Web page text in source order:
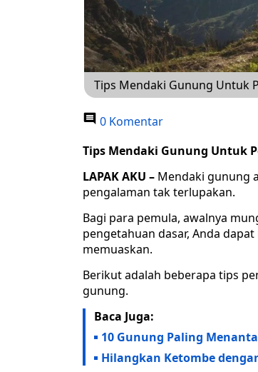
Tips Mendaki Gunung Untuk
0 Komentar
Tips Mendaki Gunung Untuk
LAPAK AKU – Mendaki gunung
pengalaman tak terlupakan.
Bagi para pemula, awalnya
pengetahuan dasar, Anda
memuaskan.
Berikut adalah beberapa tips
gunung.
Baca Juga:
10 Gunung Paling
Hilangkan Ketombe